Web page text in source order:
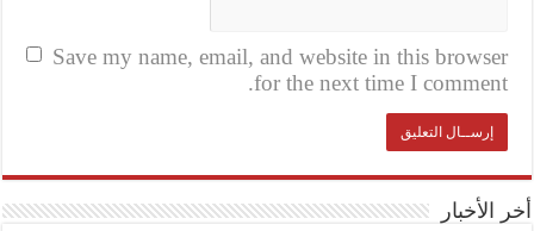
Save my name, email, and website in this browser
for the next time I comment.
أخر الأخبار